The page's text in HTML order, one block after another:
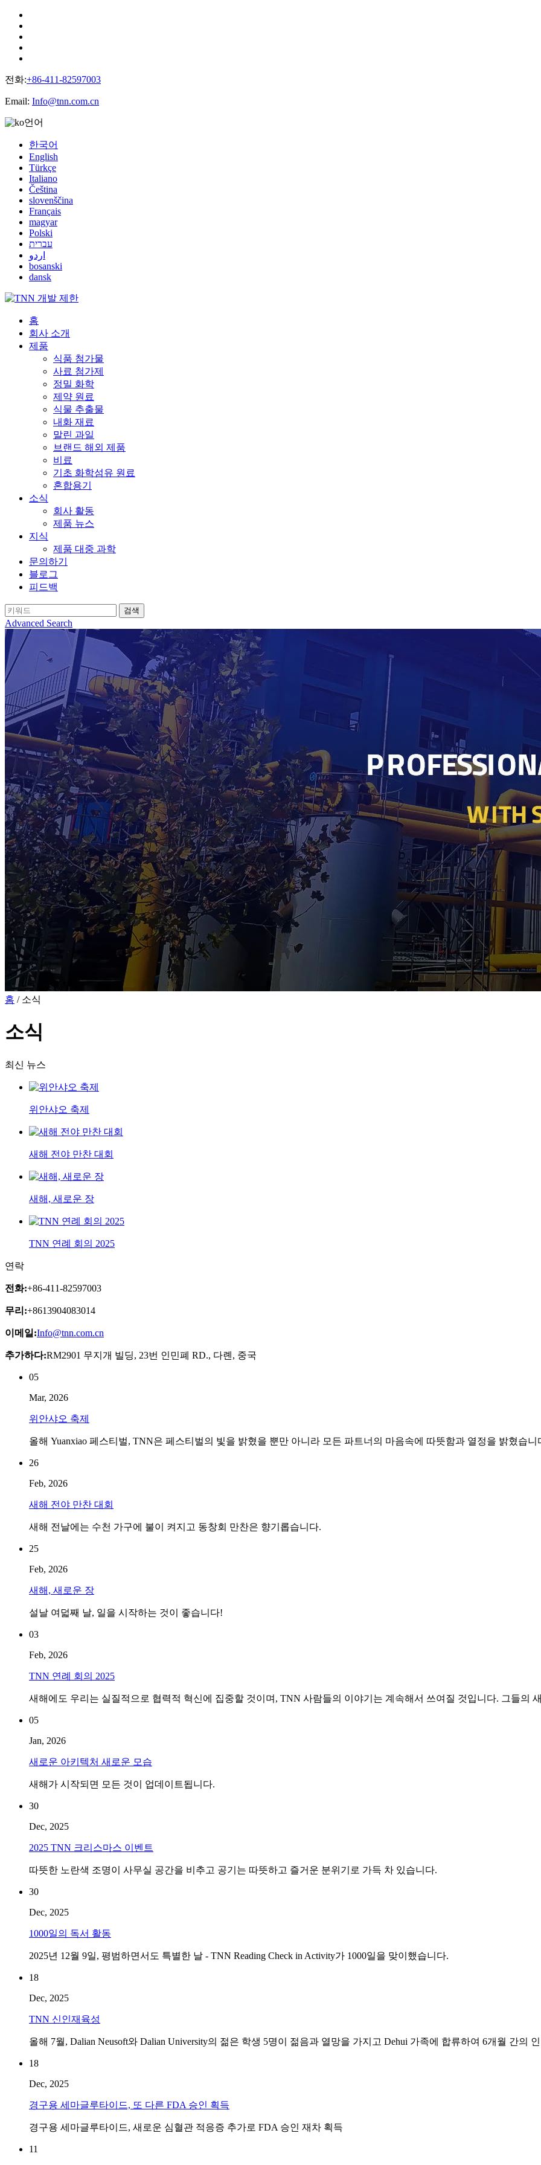
전화:+86-411-82597003
Email: Info@tnn.com.cn
언어
한국어
English
Türkçe
Italiano
Čeština
slovenščina
Français
magyar
Polski
עברית
اردو
bosanski
dansk
홈
회사 소개
제품
식품 첨가물
사료 첨가제
정밀 화학
제약 원료
식물 추출물
내화 재료
말린 과일
브랜드 해외 제품
비료
기초 화학섬유 원료
혼합용기
소식
회사 활동
제품 뉴스
지식
제품 대중 과학
문의하기
블로그
피드백
Advanced Search
홈 / 소식
소식
최신 뉴스
위안샤오 축제
새해 전야 만찬 대회
새해, 새로운 장
TNN 연례 회의 2025
연락
전화:+86-411-82597003
무리:+8613904083014
이메일:Info@tnn.com.cn
추가하다:RM2901 무지개 빌딩, 23번 인민폐 RD., 다롄, 중국
05
Mar, 2026
위안샤오 축제
올해 Yuanxiao 페스티벌, TNN은 페스티벌의 빛을 밝혔을 뿐만 아니라 모든 파트너의 마음속에 따뜻함과 열정을 밝혔습니
26
Feb, 2026
새해 전야 만찬 대회
새해 전날에는 수천 가구에 불이 켜지고 동창회 만찬은 향기롭습니다.
25
Feb, 2026
새해, 새로운 장
설날 여덟째 날, 일을 시작하는 것이 좋습니다!
03
Feb, 2026
TNN 연례 회의 2025
새해에도 우리는 실질적으로 협력적 혁신에 집중할 것이며, TNN 사람들의 이야기는 계속해서 쓰여질 것입니다. 그들의
05
Jan, 2026
새로운 아키텍처 새로운 모습
새해가 시작되면 모든 것이 업데이트됩니다.
30
Dec, 2025
2025 TNN 크리스마스 이벤트
따뜻한 노란색 조명이 사무실 공간을 비추고 공기는 따뜻하고 즐거운 분위기로 가득 차 있습니다.
30
Dec, 2025
1000일의 독서 활동
2025년 12월 9일, 평범하면서도 특별한 날 - TNN Reading Check in Activity가 1000일을 맞이했습니다.
18
Dec, 2025
TNN 신인재육성
올해 7월, Dalian Neusoft와 Dalian University의 젊은 학생 5명이 젊음과 열망을 가지고 Dehui 가족에 합류하여 6개월 간의
18
Dec, 2025
경구용 세마글루타이드, 또 다른 FDA 승인 획득
경구용 세마글루타이드, 새로운 심혈관 적응증 추가로 FDA 승인 재차 획득
11